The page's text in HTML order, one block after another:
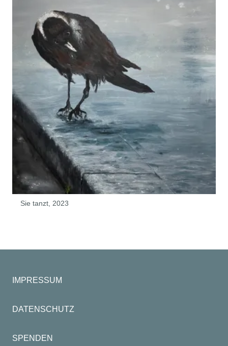
Sie tanzt, 2023
IMPRESSUM
DATENSCHUTZ
SPENDEN